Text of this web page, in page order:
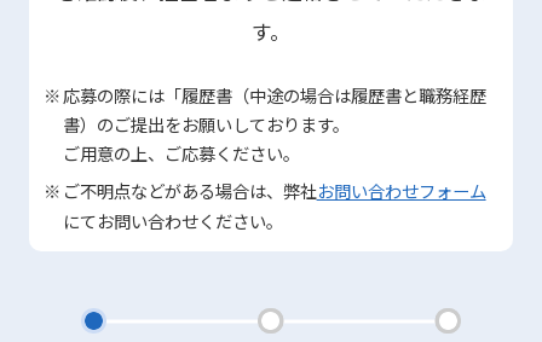
す。
応募の際には「履歴書（中途の場合は履歴書と職務経歴
書）のご提出をお願いしております。
ご用意の上、ご応募ください。
ご不明点などがある場合は、弊社お問い合わせフォーム
にてお問い合わせください。